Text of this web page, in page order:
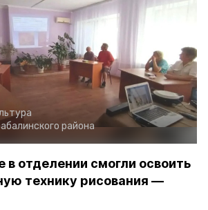
района
отделении смогли освоить
технику рисования —